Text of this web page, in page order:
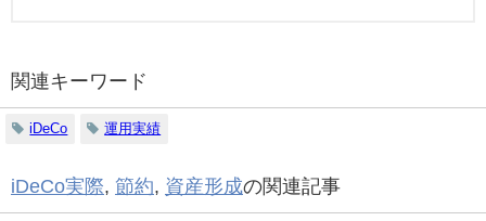
関連キーワード
iDeCo 運用実績
iDeCo実際, 節約, 資産形成の関連記事